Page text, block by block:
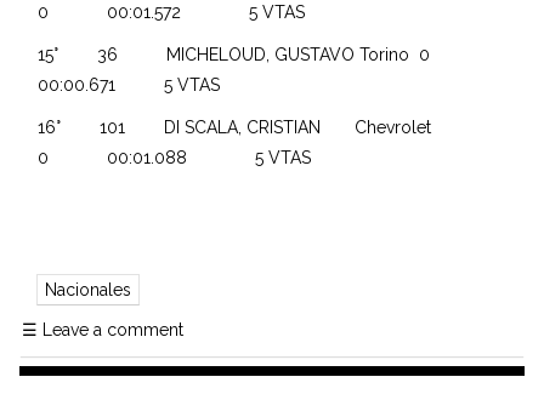
0 00:01.572 5 VTAS
15° 36 MICHELOUD, GUSTAVO Torino 0
00:00.671 5 VTAS
16° 101 DI SCALA, CRISTIAN Chevrolet
0 00:01.088 5 VTAS
Nacionales
☰ Leave a comment